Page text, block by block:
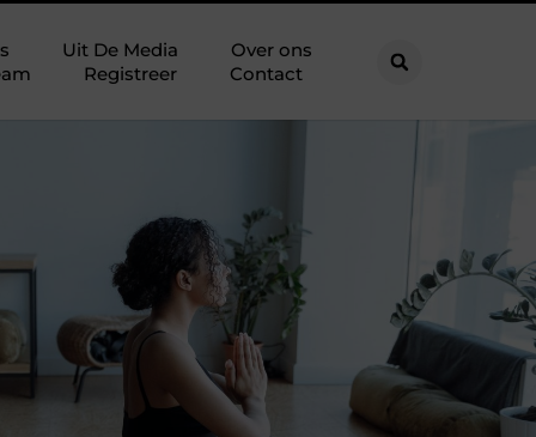
Uit De Media
Over ons
Registreer Contact